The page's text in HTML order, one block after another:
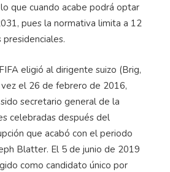
que cuando acabe podrá optar
pues la normativa limita a 12
eligió al dirigente suizo (Brig,
el 26 de febrero de 2016,
secretario general de la
celebradas después del
que acabó con el periodo
Blatter. El 5 de junio de 2019
como candidato único por